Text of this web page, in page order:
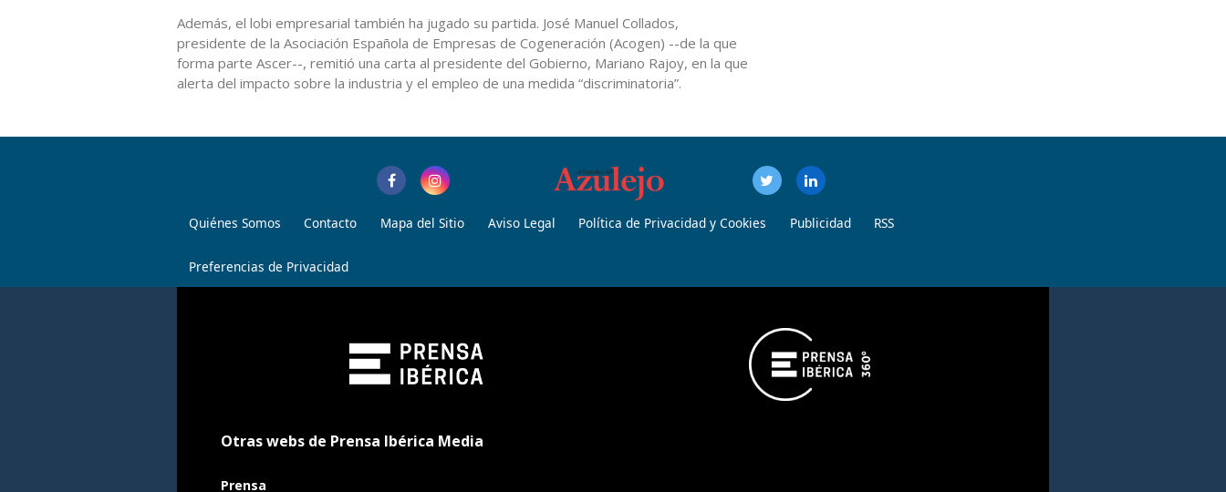
Además, el lobi empresarial también ha jugado su partida. José Manuel Collados,
presidente de la Asociación Española de Empresas de Cogeneración (Acogen) --de la que
forma parte Ascer--, remitió una carta al presidente del Gobierno, Mariano Rajoy, en la que
alerta del impacto sobre la industria y el empleo de una medida “discriminatoria”.
Quiénes Somos Contacto Mapa del Sitio Aviso Legal Política de Privacidad y Cookies Publicidad RSS
Preferencias de Privacidad
Otras webs de Prensa Ibérica Media
Prensa